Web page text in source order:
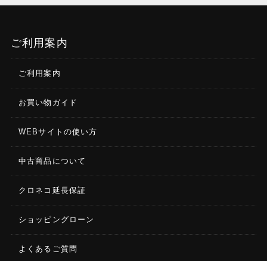
ご利用案内
ご利用案内
お買い物ガイド
WEBサイトの使い方
中古商品について
クロネコ延長保証
ショッピングローン
よくあるご質問